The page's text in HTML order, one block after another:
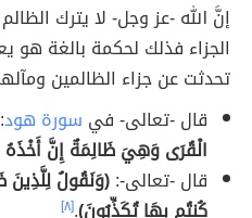
إنَّ الله -عز وجل- لا يترك
الجزاء فذلك لحكمة بالغة هو
تحدثت عن جزاء الظالمين
قال -تعالى- في سورة هود:
الْقُرَى وَهِيَ ظَالِمَةٌ إِنَّ أَخْذَهُ
قال -تعالى-:(وَنَقُولُ لِلَّذِينَ
كُنتُم بِهَا تُكَذِّبُونَ).[٨]